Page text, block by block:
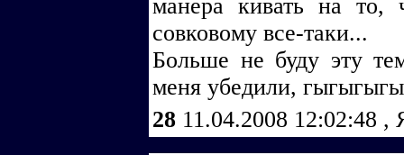
манера кивать на
совковому все-таки...
Больше не буду эту
меня убедили,
28 11.04.2008 12:02:48 ,